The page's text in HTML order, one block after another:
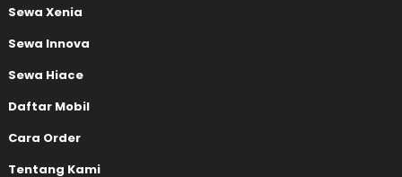
Sewa Xenia
Sewa Innova
Sewa Hiace
Daftar Mobil
Cara Order
Tentang Kami